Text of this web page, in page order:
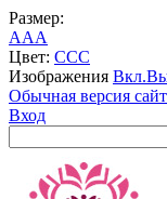
Размер:
AAA
Цвет: CCC
Изображения Вкл.
Обычная версия
Вход